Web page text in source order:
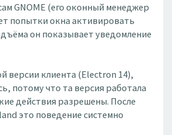
GNOME (его оконный менеджер
попытки окна активировать
он показывает уведомление
версии клиента (Electron 14),
потому что та версия работала
действия разрешены. После
это поведение системно